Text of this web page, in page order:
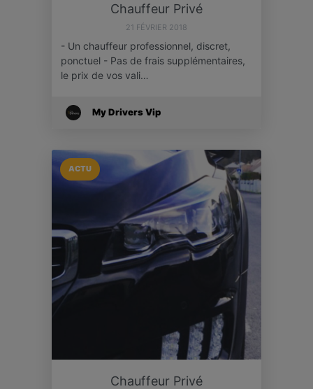
Chauffeur Privé
21 FÉVRIER 2018
- Un chauffeur professionnel, discret,
ponctuel - Pas de frais supplémentaires,
le prix de vos vali…
My Drivers Vip
ACTU
Chauffeur Privé